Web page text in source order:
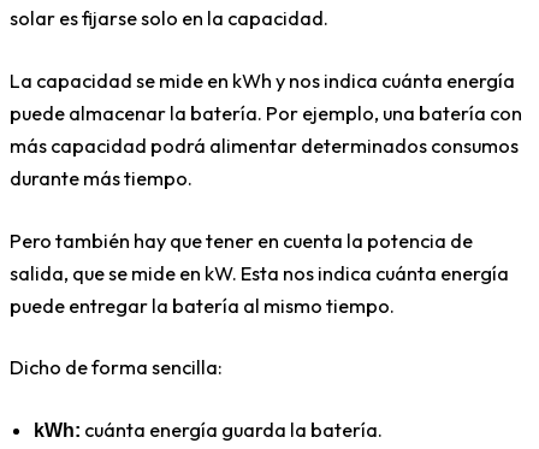
solar es fijarse solo en la capacidad.
La capacidad se mide en kWh y nos indica cuánta energía
puede almacenar la batería. Por ejemplo, una batería con
más capacidad podrá alimentar determinados consumos
durante más tiempo.
Pero también hay que tener en cuenta la potencia de
salida, que se mide en kW. Esta nos indica cuánta energía
puede entregar la batería al mismo tiempo.
Dicho de forma sencilla:
kWh: cuánta energía guarda la batería.